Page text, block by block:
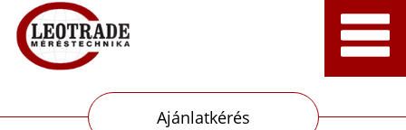
Ajánlatkérés